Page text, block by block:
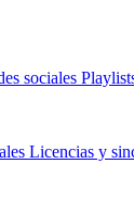
sociales
Licencias y